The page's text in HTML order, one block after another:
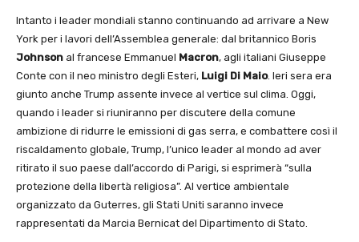
Intanto i leader mondiali stanno continuando ad arrivare a New
York per i lavori dell’Assemblea generale: dal britannico Boris
Johnson al francese Emmanuel Macron, agli italiani Giuseppe
Conte con il neo ministro degli Esteri, Luigi Di Maio. Ieri sera era
giunto anche Trump assente invece al vertice sul clima. Oggi,
quando i leader si riuniranno per discutere della comune
ambizione di ridurre le emissioni di gas serra, e combattere così il
riscaldamento globale, Trump, l’unico leader al mondo ad aver
ritirato il suo paese dall’accordo di Parigi, si esprimerà “sulla
protezione della libertà religiosa”. Al vertice ambientale
organizzato da Guterres, gli Stati Uniti saranno invece
rappresentati da Marcia Bernicat del Dipartimento di Stato.